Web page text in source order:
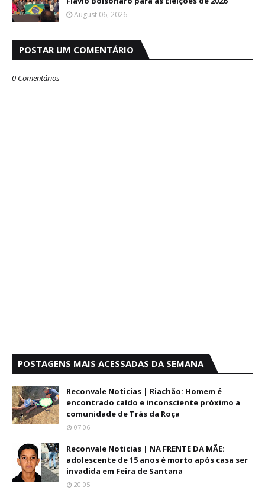
August 06, 2026
POSTAR UM COMENTÁRIO
0 Comentários
POSTAGENS MAIS ACESSADAS DA SEMANA
Reconvale Noticias | Riachão: Homem é
encontrado caído e inconsciente próximo a
comunidade de Trás da Roça
07:06
Reconvale Noticias | NA FRENTE DA MÃE:
adolescente de 15 anos é morto após casa ser
invadida em Feira de Santana
20:05